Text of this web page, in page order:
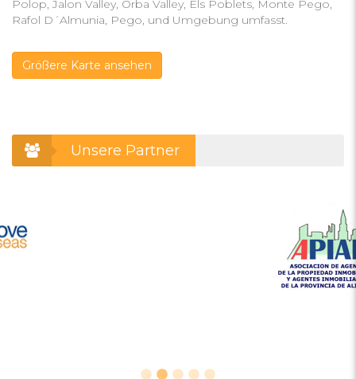
Polop, Jalon Valley, Orba Valley, Els Poblets, Monte Pego,
Rafol D´Almunia, Pego, und Umgebung umfasst.
Größere Karte ansehen
Unsere Partner